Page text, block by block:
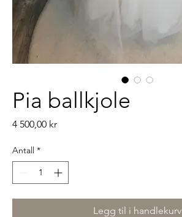
Pia ballkjole
4 500,00 krPris
Antall *
Legg til i handlekurv